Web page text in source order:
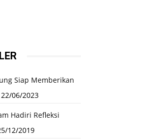
Siap Memberikan
22/06/2023
Hadiri Refleksi
12/2019